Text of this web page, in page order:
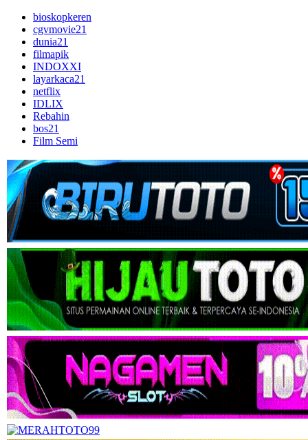
bioskopkeren
cgvmovie21
dunia21
filmapik
INDOXXI
layarkaca21
netflix
IDLIX
Rebahin
bos21
Film Semi